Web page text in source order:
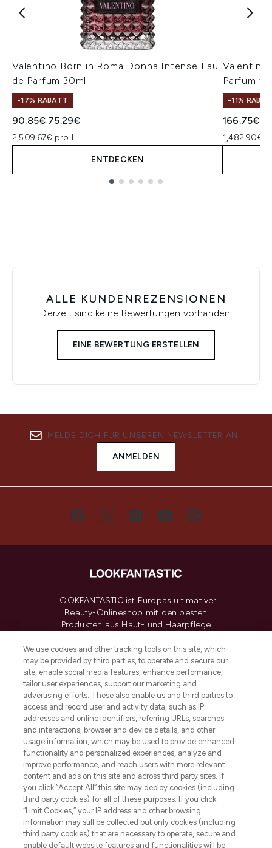
Valentino Born in Roma Donna Intense Eau
de Parfum 30ml
-17% RABATT
Unverbindliche Preisempfehlung:
90.85€ Aktueller Preis:
75.29€
2,509.67€ pro L
ENTDECKEN
Valentino
Parfum
-11%
166.75€
1,482.90€
ALLE KUNDENREZENSIONEN
Derzeit sind keine Bewertungen vorhanden.
EINE BEWERTUNG ERSTELLEN
MELDE DICH FÜR UNSEREN NEWSLETTER AN
ANMELDEN
LOOKFANTASTIC ist Europas ultimativer
Beauty-Onlineshop mit den besten
Produkten aus Haut- und Haarpflege
renommierten Marken. Shoppe online
oder über die App mit kostenloser
Lieferung ab einem Einkaufswert von 30€.
Cookie-Einwilligung
Do Not Sell or Share My Personal
Information
HILFE & INFORMATION
IMPRESSUM
ÜBER LOOKFANTASTIC
We use cookies and other tracking tools on this site, which
may be provided by third parties, to operate and secure our
site, enable social media features, enhance performance,
tailor user experiences, support our marketing and
advertising efforts. These also enable us and third parties to
access and record user and activity data, such as IP
addresses and online identifiers, referring URLs, searches
and interactions, browser and device details, and other
usage information, which may be used to provide enhanced
functionality and personalized experiences, analyze and
improve performance, and reach users with more relevant
content and ads on this site and across third party sites. If
you click “Accept All” this site may deploy cookies (including
third party cookies) for all of these purposes. If you click
“Limit Cookies,” your IP address and other browsing
information may still be collected but only cookies (including
third party cookies) that are necessary to operate, secure and
enable default website features and functionalities will be